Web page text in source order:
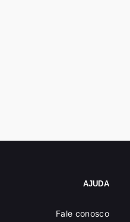
AJUDA
Fale conosco